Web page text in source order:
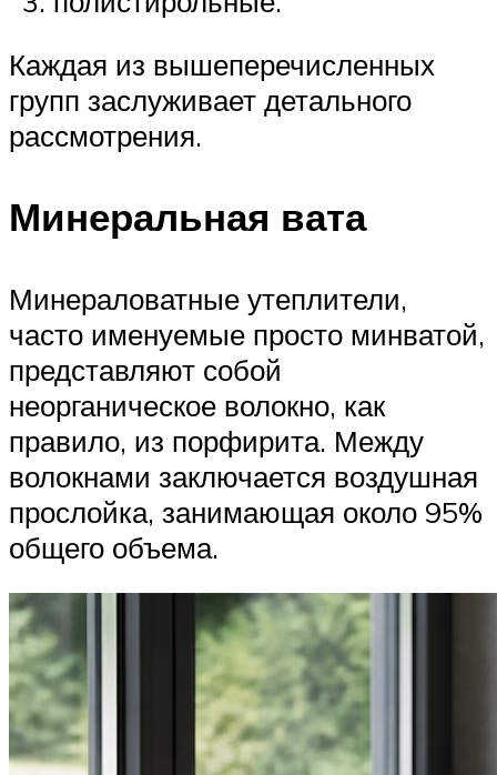
Каждая из вышеперечисленных
групп заслуживает детального
рассмотрения.
Минеральная вата
Минераловатные утеплители,
часто именуемые просто минватой,
представляют собой
неорганическое волокно, как
правило, из порфирита. Между
волокнами заключается воздушная
прослойка, занимающая около 95%
общего объема.